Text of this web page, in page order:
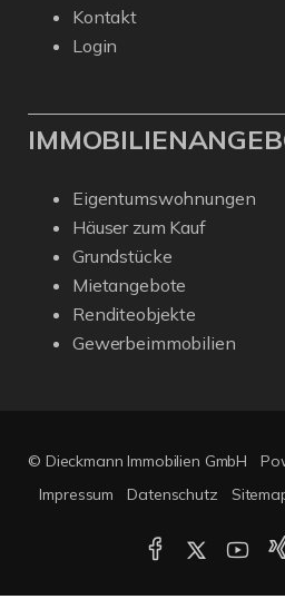
Kontakt
Login
Eigentumswohnungen
Häuser zum Kauf
Grundstücke
Mietangebote
Renditeobjekte
Gewerbeimmobilien
© Dieckmann Immobilien GmbH
Impressum
Datenschutz